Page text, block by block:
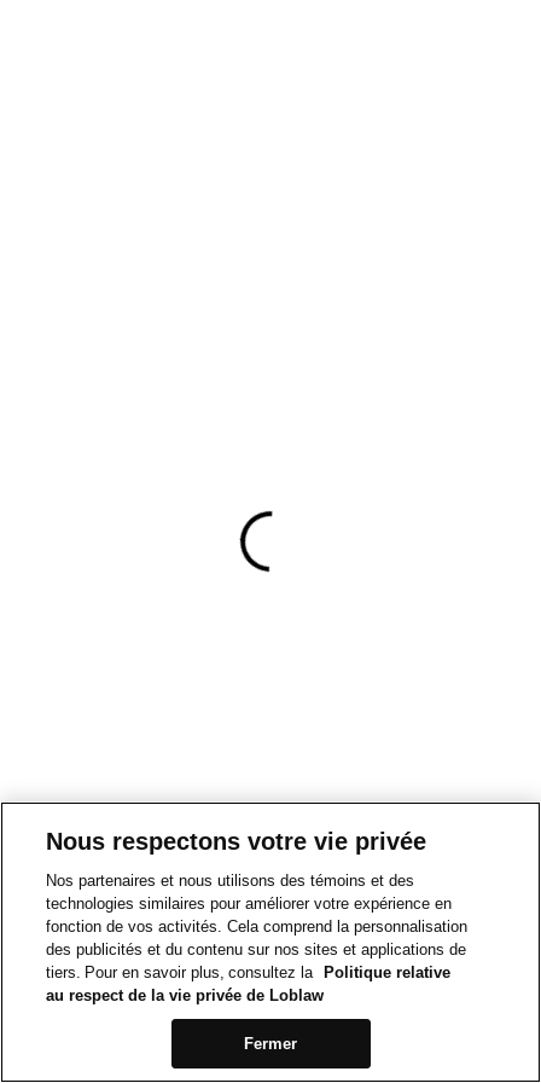
Nous respectons votre vie privée
Nos partenaires et nous utilisons des témoins et des
technologies similaires pour améliorer votre expérience en
fonction de vos activités. Cela comprend la personnalisation
des publicités et du contenu sur nos sites et applications de
tiers. Pour en savoir plus, consultez la
Politique relative
au respect de la vie privée de Loblaw
Fermer